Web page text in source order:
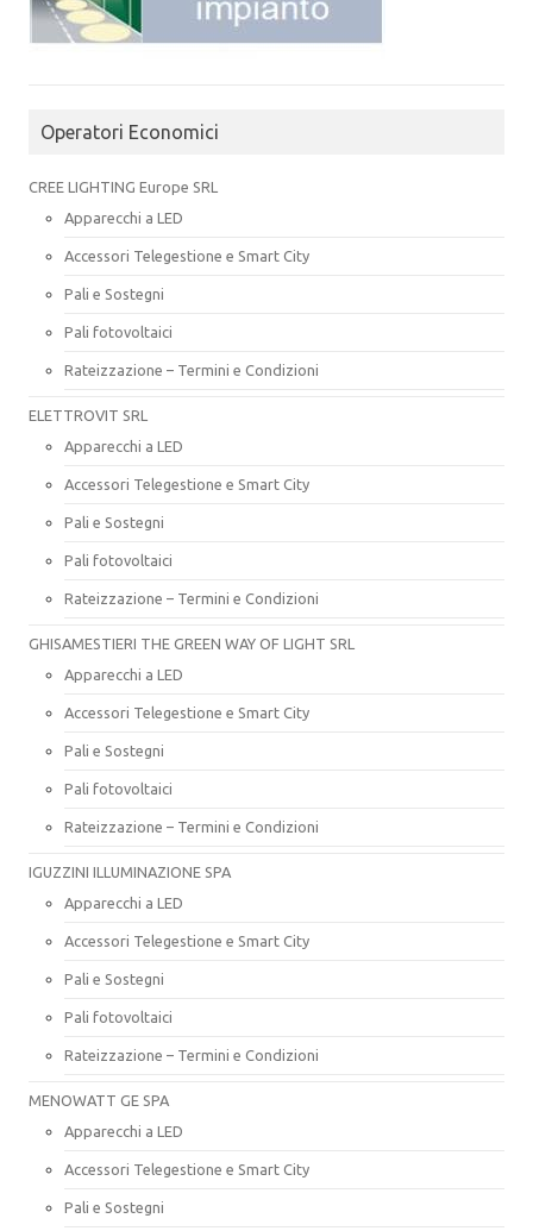
Operatori Economici
CREE LIGHTING Europe SRL
Apparecchi a LED
Accessori Telegestione e Smart City
Pali e Sostegni
Pali fotovoltaici
Rateizzazione – Termini e Condizioni
ELETTROVIT SRL
Apparecchi a LED
Accessori Telegestione e Smart City
Pali e Sostegni
Pali fotovoltaici
Rateizzazione – Termini e Condizioni
GHISAMESTIERI THE GREEN WAY OF LIGHT SRL
Apparecchi a LED
Accessori Telegestione e Smart City
Pali e Sostegni
Pali fotovoltaici
Rateizzazione – Termini e Condizioni
IGUZZINI ILLUMINAZIONE SPA
Apparecchi a LED
Accessori Telegestione e Smart City
Pali e Sostegni
Pali fotovoltaici
Rateizzazione – Termini e Condizioni
MENOWATT GE SPA
Apparecchi a LED
Accessori Telegestione e Smart City
Pali e Sostegni